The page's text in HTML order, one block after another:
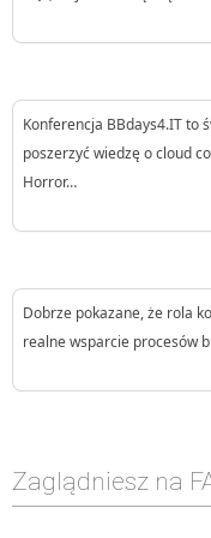
Konferencja BBdays4.IT to
poszerzyć wiedzę o cloud
Horror…
Dobrze pokazane, że rola
realne wsparcie procesów
Zaglądniesz na